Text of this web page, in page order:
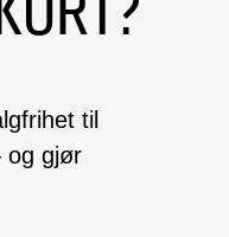
til
og gjør